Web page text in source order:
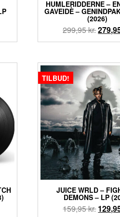
HUMLERIDDERNE –
GAVEIDÈ –
(2026)
299,95kr.Den
var:
299,95
TILBUD!
JUICE WRLD –
DEMONS – LP
159,95kr.Den